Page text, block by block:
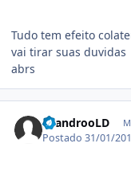
Tudo tem efeito
vai tirar suas duvidas
abrs
LeandrooLD
Postado31/01/